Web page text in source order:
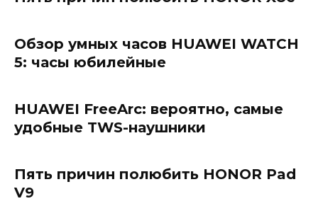
Обзор умных часов HUAWEI WATCH
5: часы юбилейные
HUAWEI FreeArc: вероятно, самые
удобные TWS-наушники
Пять причин полюбить HONOR Pad
V9